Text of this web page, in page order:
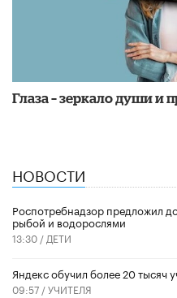
Глаза – зеркало души и
НОВОСТИ
Роспотребнадзор предложил
рыбой и водорослями
13:30 / ДЕТИ
​Яндекс обучил более 20 тысяч
09:57 /УЧИТЕЛЯ